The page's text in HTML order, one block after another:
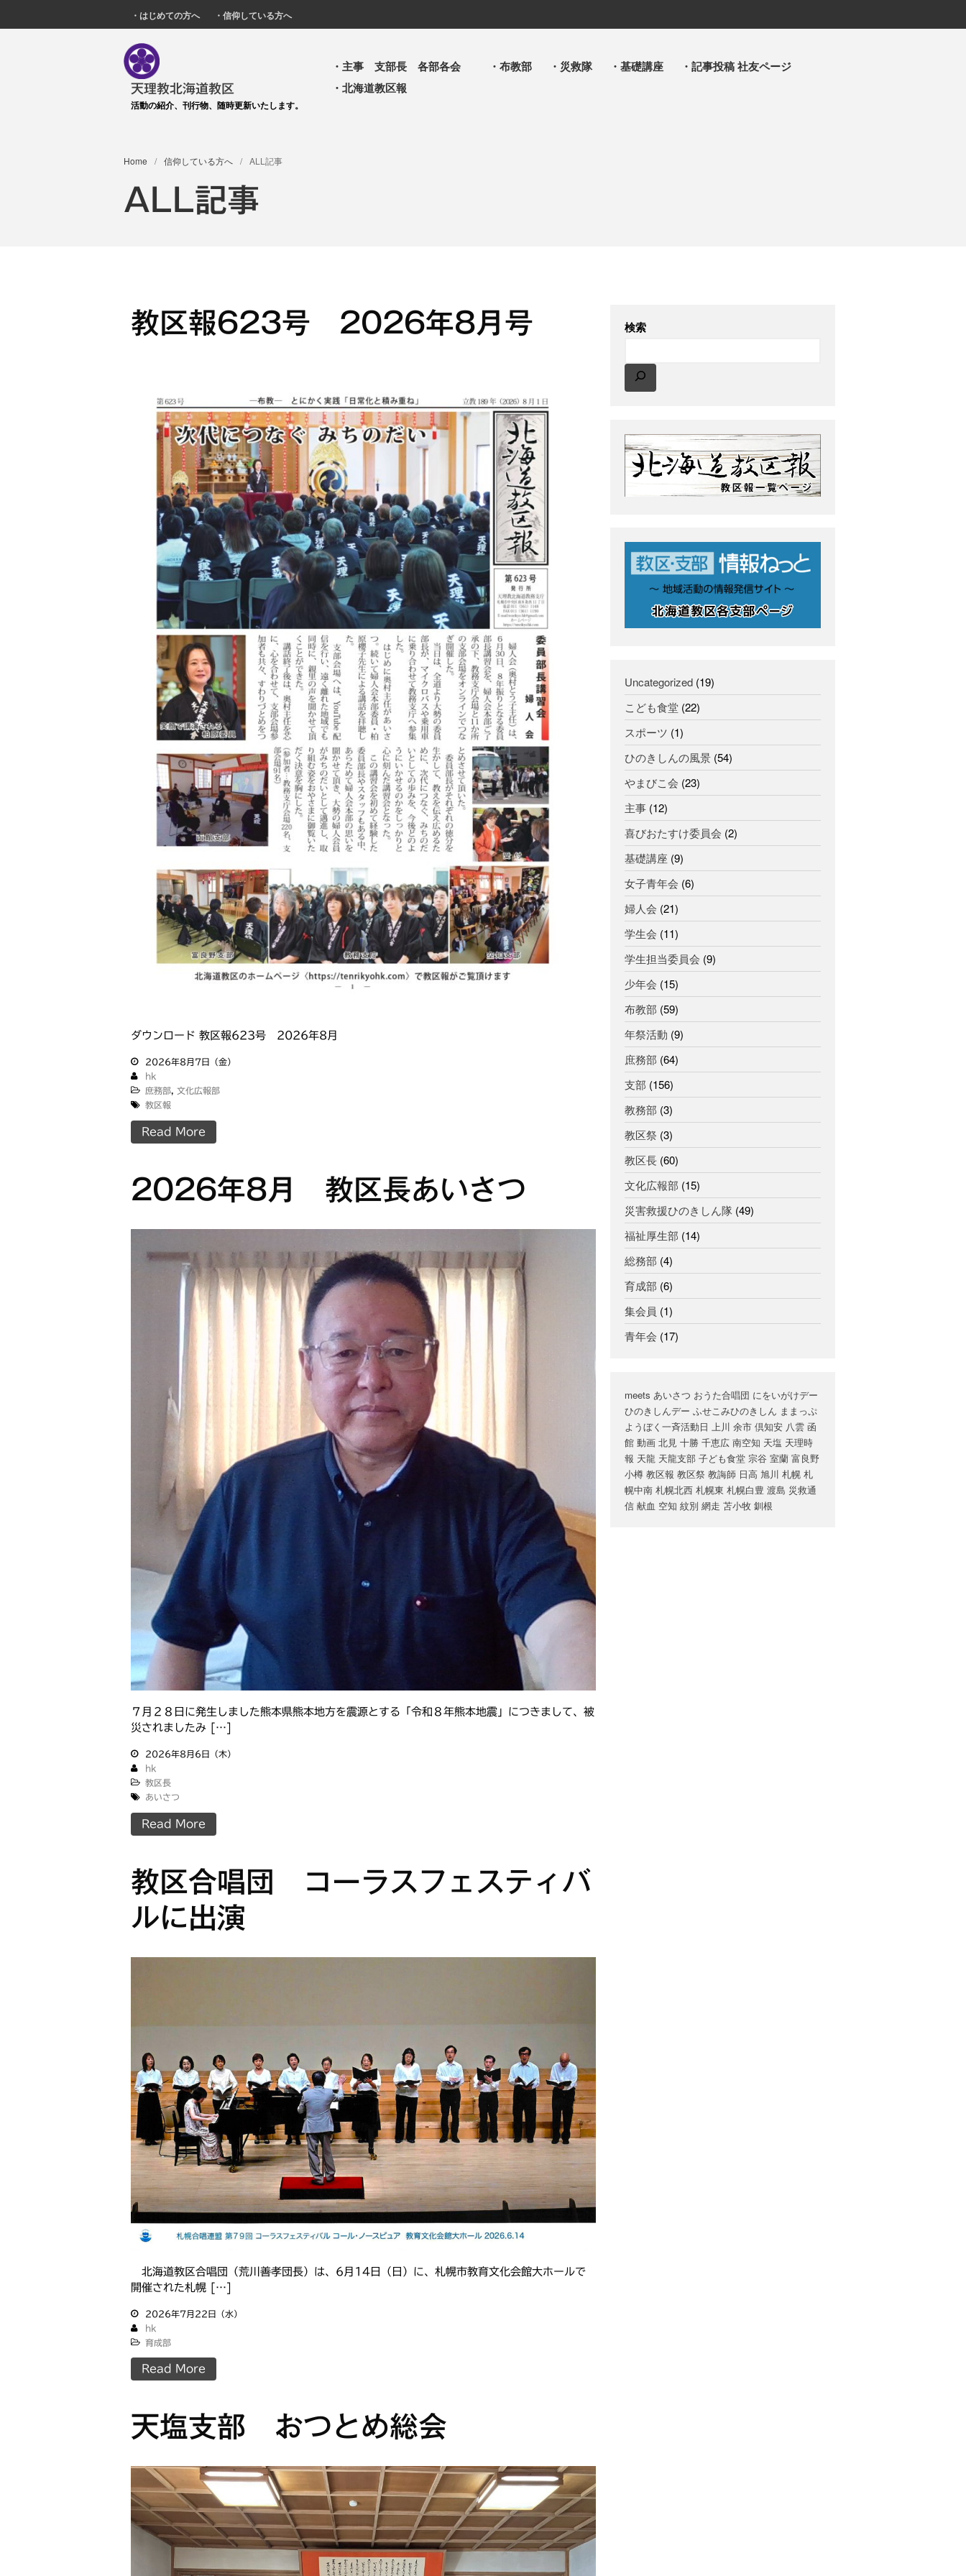
天塩支部 おつとめ総会
札幌東支部・婦人会合同総会
ようぼく一斉活動日
上川
館
南空知
天龍支部
蘭
報
幌
札幌東
災救通信
・はじめての方へ ・信仰している方へ
天理教北海道教区
活動の紹介、刊行物、随時更新いたします。
・主事 支部長 各部各会 ・布教部 ・災救隊 ・基礎講座
・記事投稿 社友ページ
・北海道教区報
Home / 信仰している方へ / ALL記事
ALL記事
教区報623号 2026年8月号
ダウンロード 教区報623号 2026年8月
2026年8月7日（金）
hk
庶務部
文化広報部
教区報
Read More
2026年8月 教区長あいさつ
７月２８日に発生しました熊本県熊本地方を震源とする「令和８年熊本地震」につきまして、被
災されましたみ […]
2026年8月6日（木）
hk
教区長
あいさつ
Read More
教区合唱団 コーラスフェスティバ
ルに出演
北海道教区合唱団（荒川善孝団長）は、6月14日（日）に、札幌市教育文化会館大ホールで
開催された札幌 […]
2026年7月22日（水）
hk
育成部
Read More
天塩支部 おつとめ総会
検索
Uncategorized(19)
こども食堂(22)
スポーツ (1)
ひのきしんの風景(54)
やまびこ会 (23)
主事(12)
喜びおたすけ委員会 (2)
基礎講座 (9)
女子青年会 (6)
婦人会 (21)
学生会 (11)
学生担当委員会 (9)
少年会 (15)
布教部 (59)
年祭活動 (9)
庶務部 (64)
支部 (156)
教務部 (3)
教区祭 (3)
教区長(60)
文化広報部 (15)
災害救援ひのきしん隊(49)
福祉厚生部 (14)
総務部 (4)
育成部 (6)
集会員 (1)
青年会 (17)
meets あいさつ おうた合唱団 にをいがけデー
ひのきしんデー ふせこみひのきしん ままっぷ
ようぼく一斉活動日 上川 余市 倶知安 八雲 函
館 動画 北見 十勝 千恵広 南空知 天塩 天理時
報 天龍 天龍支部 子ども食堂 宗谷 室蘭 富良野
小樽 教区報 教区祭 教誨師 日高 旭川 札幌 札
幌中南 札幌北西 札幌東 札幌白豊 渡島 災救通
信 献血 空知 紋別 網走 苫小牧 釧根